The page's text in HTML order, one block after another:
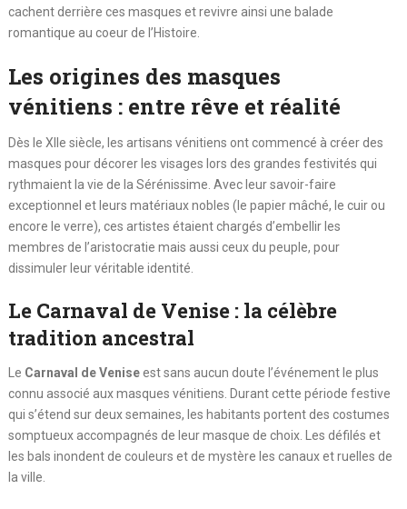
cachent derrière ces masques et revivre ainsi une balade
romantique au coeur de l’Histoire.
Les origines des masques
vénitiens : entre rêve et réalité
Dès le XIIe siècle, les artisans vénitiens ont commencé à créer des
masques pour décorer les visages lors des grandes festivités qui
rythmaient la vie de la Sérénissime. Avec leur savoir-faire
exceptionnel et leurs matériaux nobles (le papier mâché, le cuir ou
encore le verre), ces artistes étaient chargés d’embellir les
membres de l’aristocratie mais aussi ceux du peuple, pour
dissimuler leur véritable identité.
Le Carnaval de Venise : la célèbre
tradition ancestral
Le Carnaval de Veniseest sans aucun doute l’événement le plus
connu associé aux masques vénitiens. Durant cette période festive
qui s’étend sur deux semaines, les habitants portent des costumes
somptueux accompagnés de leur masque de choix. Les défilés et
les bals inondent de couleurs et de mystère les canaux et ruelles de
la ville.